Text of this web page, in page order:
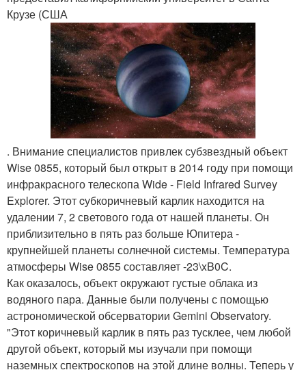
Крузе (США
. Внимание специалистов привлек субзвездный объект
Wise 0855, который был открыт в 2014 году при помощи
инфракрасного телескопа Wide - Field Infrared Survey
Explorer. Этот cубкоричневый карлик находится на
удалении 7, 2 светового года от нашей планеты. Он
приблизительно в пять раз больше Юпитера -
крупнейшей планеты солнечной системы. Температура
атмосферы Wise 0855 составляет -23\xB0C.
Как оказалось, объект окружают густые облака из
водяного пара. Данные были получены с помощью
астрономической обсерватории Gemini Observatory.
"Этот коричневый карлик в пять раз тусклее, чем любой
другой объект, который мы изучали при помощи
наземных спектроскопов на этой длине волны. Теперь у